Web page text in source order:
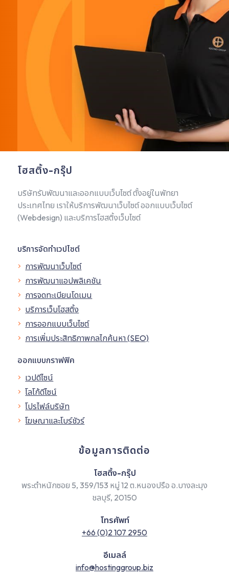
โฮสติ้ง-กรุ๊ป
บริษัทรับพัฒนาและออกแบบเว็บไซต์ ตั้งอยู่ในพัทยา
ประเทศไทย เราให้บริการพัฒนาเว็บไซต์ ออกแบบเว็บไซต์
(Webdesign) และบริการโฮสติ้งเว็บไซต์
บริการจัดทำเวปไซต์
การพัฒนาเว็บไซต์
การพัฒนาแอปพลิเคชัน
การจดทะเบียนโดเมน
บริการเว็บโฮสติ้ง
การออกแบบเว็บไซต์
การเพิ่มประสิทธิภาพกลไกค้นหา (SEO)
ออกแบบกราฟฟิค
เวปดีไซน์
โลโก้ดีไซน์
โปรไฟล์บริษัท
โฆษณาและโบร์ชัวร์
ข้อมูลการติดต่อ
โฮสติ้ง-กรุ๊ป
พระตำหนักซอย 5, 359/153 หมู่ 12 ต.หนองปรือ อ.บางละมุง
ชลบุรี, 20150
โทรศัพท์
+66 (0)2 107 2950
อีเมลล์
info@hostinggroup.biz